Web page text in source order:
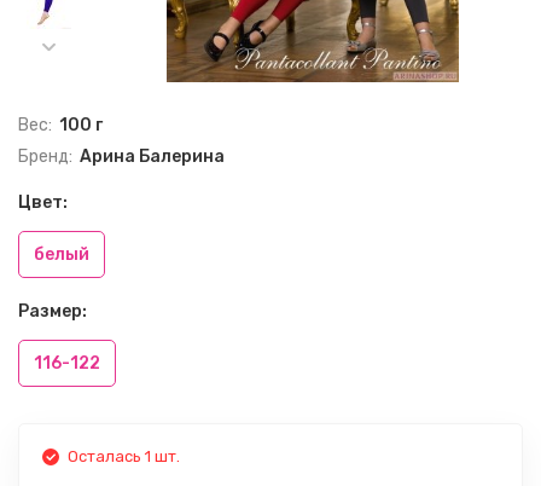
Вес: 100 г
Бренд: Арина Балерина
Цвет:
белый
Размер:
116-122
Осталась 1 шт.